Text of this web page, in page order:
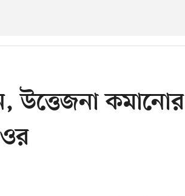
উত্তেজনা কমানোর